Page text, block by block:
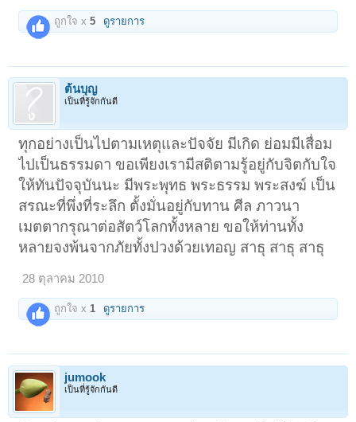
ถูกใจ x5 ดูรายการ
ต้นบุญ
เป็นที่รู้จักกันดี
ทุกอย่างเป็นไปตามเหตุและปัจจัย มีเกิด ย่อมมีเสื่อม
ไปเป็นธรรมดา ขอเพียงเรามีสติตามรู้อยู่กับจิตกับใจ
ให้ทันปัจจุบันนะ มีพระพุทธ พระธรรม พระสงฆ์ เป็น
สรณะที่พึ่งที่ระลึก ตั้งมั่นอยู่กับทาน ศีล ภาวนา
เมตตากรุณาต่อสัตว์โลกทั้งหลาย ขอให้ท่านทั้ง
หลายจงพ้นจากภัยทั้งปวงด้วยเทอญ สาธุ สาธุ สาธุ
28 ตุลาคม 2010
ถูกใจ x1 ดูรายการ
jumook
เป็นที่รู้จักกันดี